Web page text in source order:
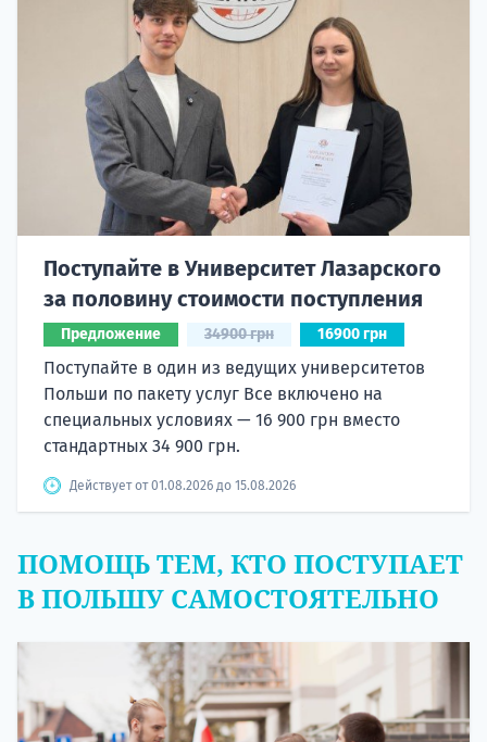
Поступайте в Университет Лазарского
за половину стоимости поступления
Предложение 34900 грн 16900 грн
Поступайте в один из ведущих университетов
Польши по пакету услуг Все включено на
специальных условиях — 16 900 грн вместо
стандартных 34 900 грн.
Действует от 01.08.2026 до 15.08.2026
ПОМОЩЬ ТЕМ, КТО ПОСТУПАЕТ
В ПОЛЬШУ САМОСТОЯТЕЛЬНО